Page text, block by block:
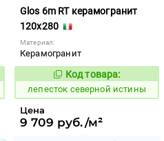
Glos 6m RT керамогранит
120x280
Материал:
Керамогранит
869911
Код товара:
лепесток северной истины
Цена
9 709 руб./м²